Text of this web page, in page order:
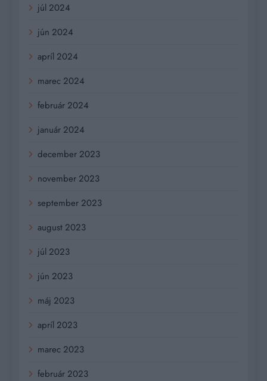
júl 2024
jún 2024
apríl 2024
marec 2024
február 2024
január 2024
december 2023
november 2023
september 2023
august 2023
júl 2023
jún 2023
máj 2023
apríl 2023
marec 2023
február 2023